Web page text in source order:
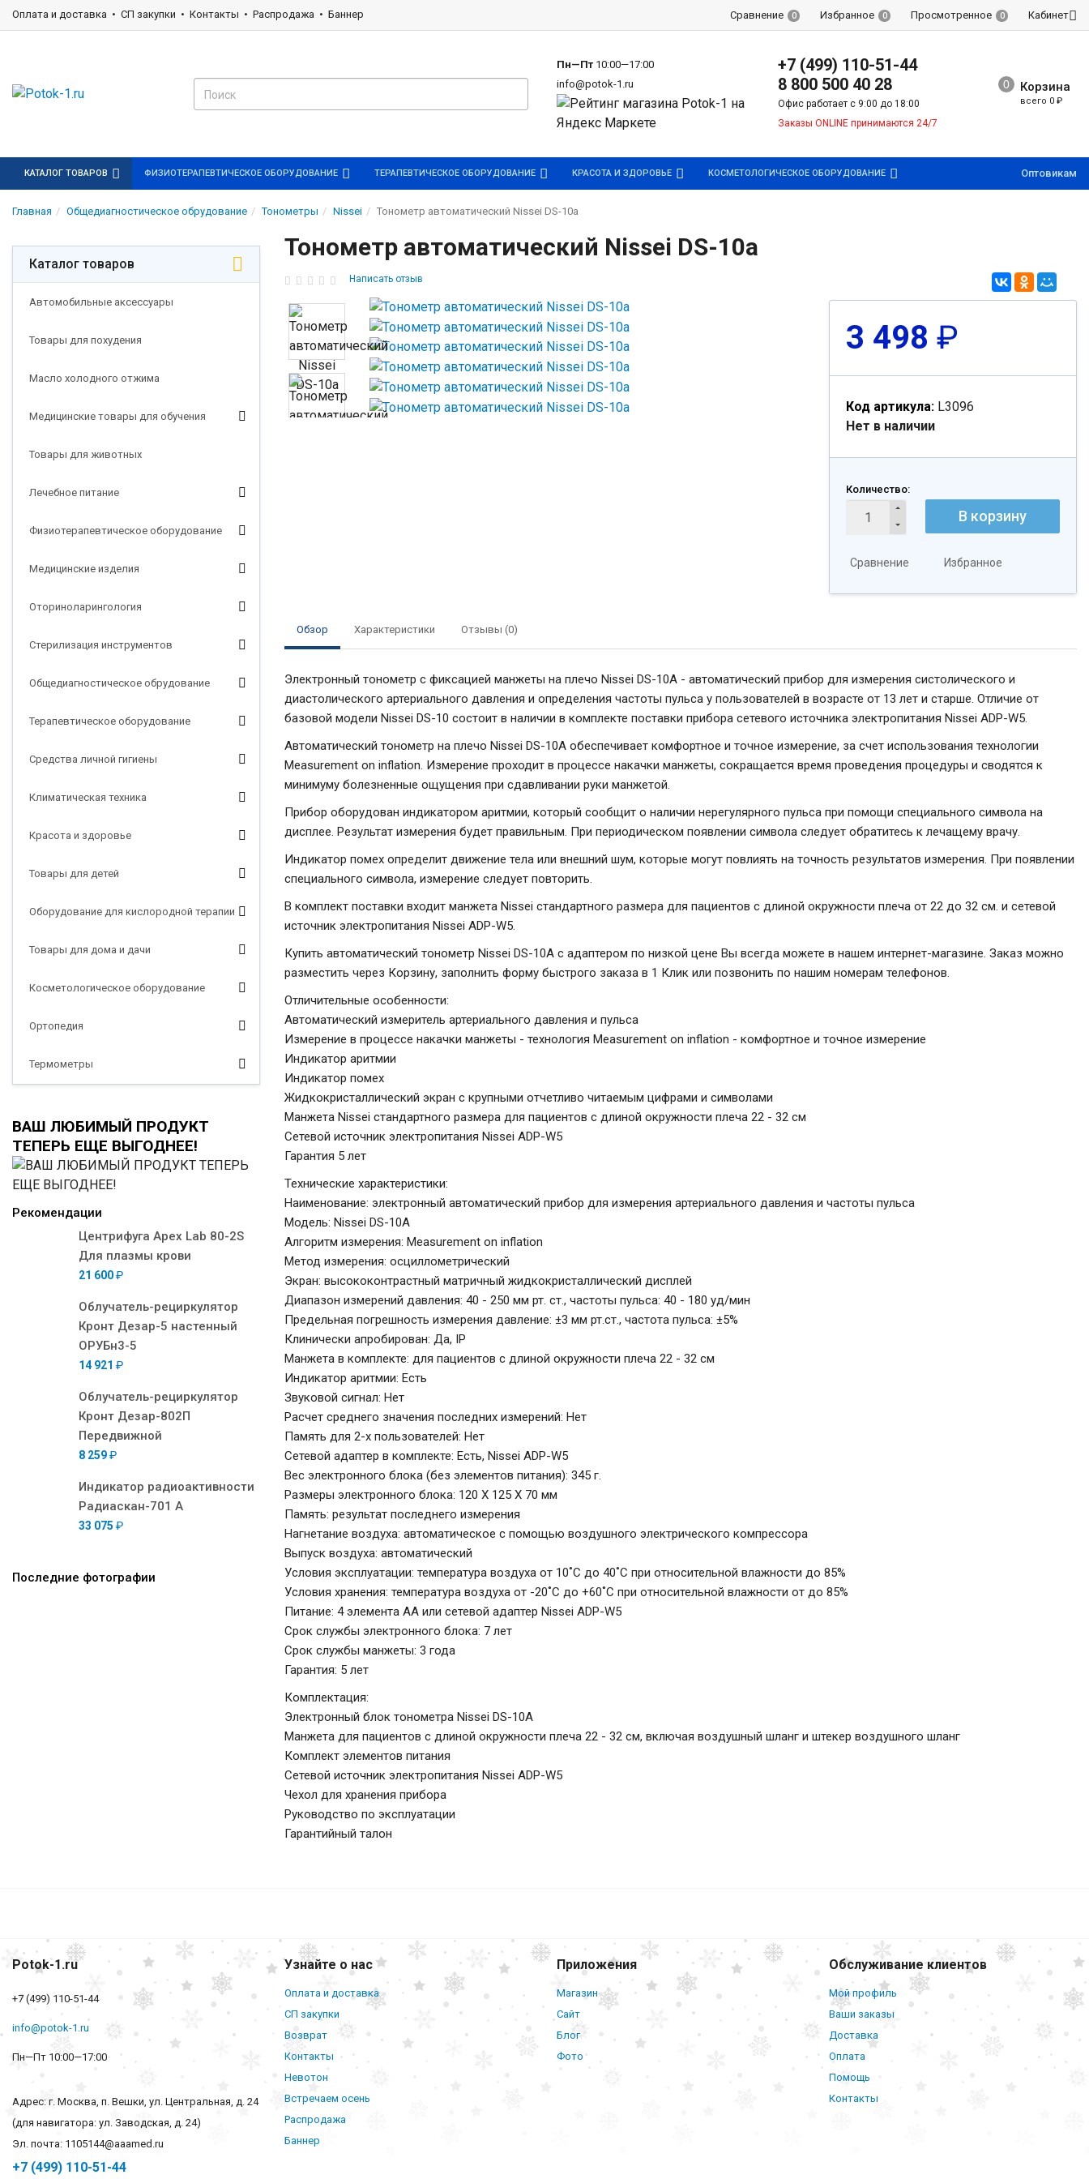
Оплата и доставка СП закупки Контакты Распродажа Баннер Сравнение 0 Избранное 0 Просмотренное 0 Кабинет
Пн—Пт10:00—17:00
info@potok-1.ru
+7 (499) 110-51-44
8 800 500 40 28
Офис работает с 9:00 до 18:00
Заказы ONLINE принимаются 24/7
Корзина
всего 0 ₽
КАТАЛОГ ТОВАРОВ ФИЗИОТЕРАПЕВТИЧЕСКОЕ ОБОРУДОВАНИЕ ТЕРАПЕВТИЧЕСКОЕ ОБОРУДОВАНИЕ КРАСОТА И ЗДОРОВЬЕ КОСМЕТОЛОГИЧЕСКОЕ ОБОРУДОВАНИЕ Оптовикам
Главная Общедиагностическое обрудование Тонометры Nissei Тонометр автоматический Nissei DS-10a
Каталог товаров
Автомобильные аксессуары
Товары для похудения
Масло холодного отжима
Медицинские товары для обучения
Товары для животных
Лечебное питание
Физиотерапевтическое оборудование
Медицинские изделия
Оториноларингология
Стерилизация инструментов
Общедиагностическое обрудование
Терапевтическое оборудование
Средства личной гигиены
Климатическая техника
Красота и здоровье
Товары для детей
Оборудование для кислородной терапии
Товары для дома и дачи
Косметологическое оборудование
Ортопедия
Термометры
ВАШ ЛЮБИМЫЙ ПРОДУКТ
ТЕПЕРЬ ЕЩЕ ВЫГОДНЕЕ!
Рекомендации
Центрифуга Apex Lab 80-2S
Для плазмы крови
21 600₽
Облучатель-рециркулятор
Кронт Дезар-5 настенный
ОРУБн3-5
14 921 ₽
Облучатель-рециркулятор
Кронт Дезар-802П
Передвижной
8 259₽
Индикатор радиоактивности
Радиаскан-701 А
33 075 ₽
Последние фотографии
Тонометр автоматический Nissei DS-10a
Написать отзыв
3 498 ₽
Код артикула: L3096
Нет в наличии
Количество:
В корзину
Сравнение Избранное
Обзор Характеристики Отзывы (0)
Электронный тонометр с фиксацией манжеты на плечо Nissei DS-10A - автоматический прибор для измерения систолического и
диастолического артериального давления и определения частоты пульса у пользователей в возрасте от 13 лет и старше. Отличие от
базовой модели Nissei DS-10 состоит в наличии в комплекте поставки прибора сетевого источника электропитания Nissei ADP-W5.
Автоматический тонометр на плечо Nissei DS-10A обеспечивает комфортное и точное измерение, за счет использования технологии
Measurement on inflation. Измерение проходит в процессе накачки манжеты, сокращается время проведения процедуры и сводятся к
минимуму болезненные ощущения при сдавливании руки манжетой.
Прибор оборудован индикатором аритмии, который сообщит о наличии нерегулярного пульса при помощи специального символа на
дисплее. Результат измерения будет правильным. При периодическом появлении символа следует обратитесь к лечащему врачу.
Индикатор помех определит движение тела или внешний шум, которые могут повлиять на точность результатов измерения. При появлении
специального символа, измерение следует повторить.
В комплект поставки входит манжета Nissei стандартного размера для пациентов с длиной окружности плеча от 22 до 32 см. и сетевой
источник электропитания Nissei ADP-W5.
Купить автоматический тонометр Nissei DS-10A с адаптером по низкой цене Вы всегда можете в нашем интернет-магазине. Заказ можно
разместить через Корзину, заполнить форму быстрого заказа в 1 Клик или позвонить по нашим номерам телефонов.
Отличительные особенности:
Автоматический измеритель артериального давления и пульса
Измерение в процессе накачки манжеты - технология Measurement on inflation - комфортное и точное измерение
Индикатор аритмии
Индикатор помех
Жидкокристаллический экран с крупными отчетливо читаемым цифрами и символами
Манжета Nissei стандартного размера для пациентов с длиной окружности плеча 22 - 32 см
Сетевой источник электропитания Nissei ADP-W5
Гарантия 5 лет
Технические характеристики:
Наименование: электронный автоматический прибор для измерения артериального давления и частоты пульса
Модель: Nissei DS-10A
Алгоритм измерения: Measurement on inflation
Метод измерения: осциллометрический
Экран: высококонтрастный матричный жидкокристаллический дисплей
Диапазон измерений давления: 40 - 250 мм рт. ст., частоты пульса: 40 - 180 уд/мин
Предельная погрешность измерения давление: ±3 мм рт.ст., частота пульса: ±5%
Клинически апробирован: Да, IP
Манжета в комплекте: для пациентов с длиной окружности плеча 22 - 32 см
Индикатор аритмии: Есть
Звуковой сигнал: Нет
Расчет среднего значения последних измерений: Нет
Память для 2-х пользователей: Нет
Сетевой адаптер в комплекте: Есть, Nissei ADP-W5
Вес электронного блока (без элементов питания): 345 г.
Размеры электронного блока: 120 X 125 X 70 мм
Память: результат последнего измерения
Нагнетание воздуха: автоматическое с помощью воздушного электрического компрессора
Выпуск воздуха: автоматический
Условия эксплуатации: температура воздуха от 10˚C до 40˚C при относительной влажности до 85%
Условия хранения: температура воздуха от -20˚C до +60˚C при относительной влажности от до 85%
Питание: 4 элемента AA или сетевой адаптер Nissei ADP-W5
Срок службы электронного блока: 7 лет
Срок службы манжеты: 3 года
Гарантия: 5 лет
Комплектация:
Электронный блок тонометра Nissei DS-10A
Манжета для пациентов с длиной окружности плеча 22 - 32 см, включая воздушный шланг и штекер воздушного шланг
Комплект элементов питания
Сетевой источник электропитания Nissei ADP-W5
Чехол для хранения прибора
Руководство по эксплуатации
Гарантийный талон
Potok-1.ru
+7 (499) 110-51-44
info@potok-1.ru
Пн—Пт 10:00—17:00
Адрес: г. Москва, п. Вешки, ул. Центральная, д. 24
(для навигатора: ул. Заводская, д. 24)
Эл. почта: 1105144@aaamed.ru
+7 (499) 110-51-44
Узнайте о нас
Оплата и доставка
СП закупки
Возврат
Контакты
Невотон
Встречаем осень
Распродажа
Баннер
Приложения
Магазин
Сайт
Блог
Фото
Обслуживание клиентов
Мой профиль
Ваши заказы
Доставка
Оплата
Помощь
Контакты